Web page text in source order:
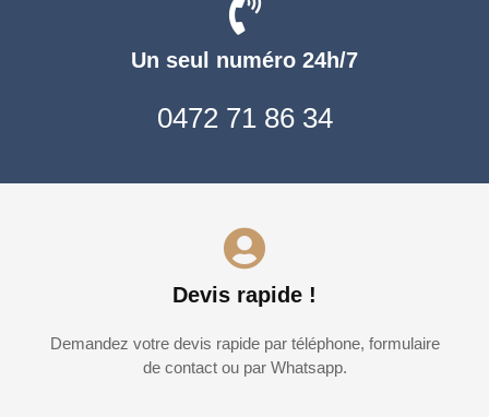
Un seul numéro 24h/7
0472 71 86 34
Devis rapide !
Demandez votre devis rapide par téléphone, formulaire
de contact ou par Whatsapp.